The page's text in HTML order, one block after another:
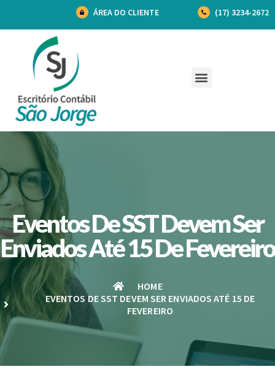
ÁREA DO CLIENTE (17) 3234-2672
Eventos De SST Devem Ser
Enviados Até 15 De Fevereiro
HOME
EVENTOS DE SST DEVEM SER ENVIADOS ATÉ 15 DE
FEVEREIRO